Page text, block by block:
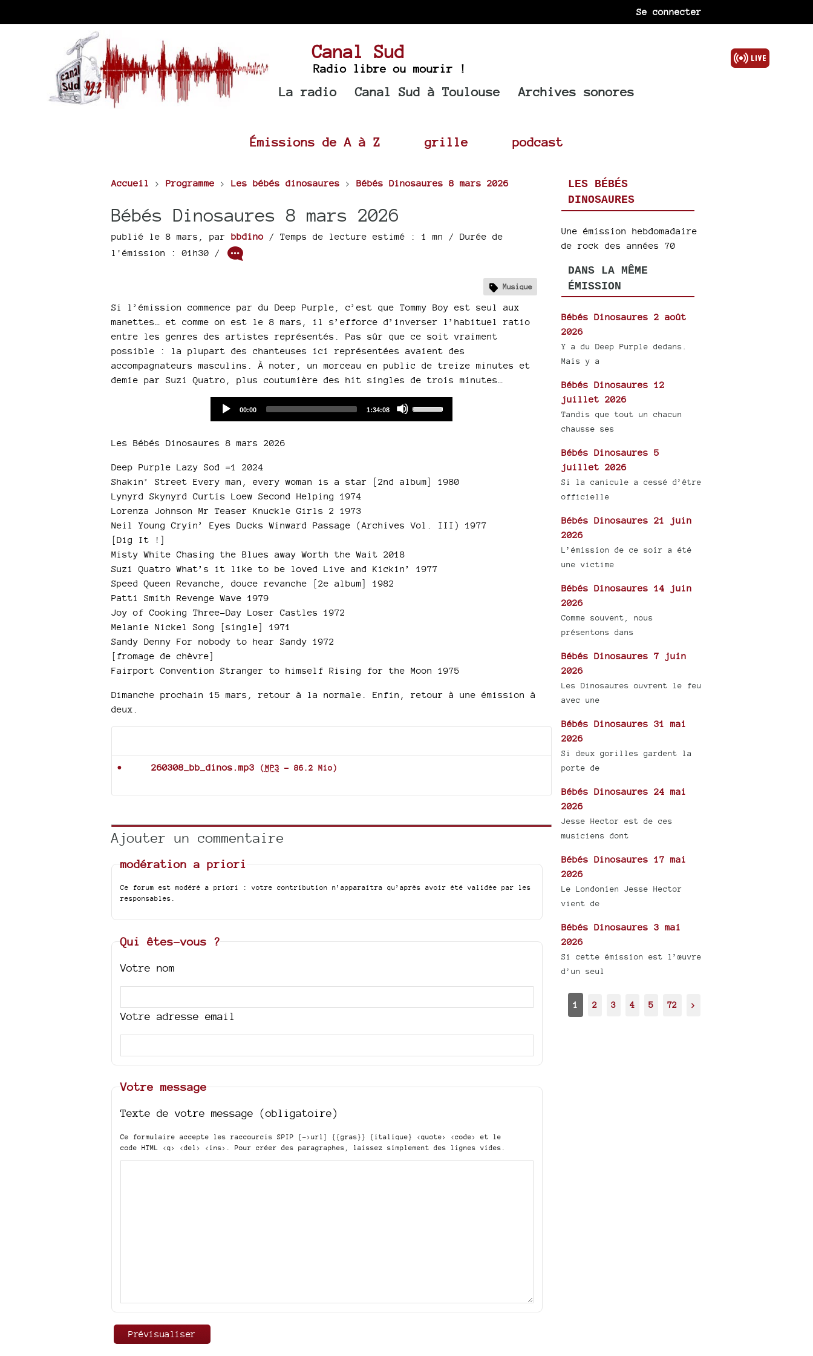
Se connecter
Canal Sud
Radio libre ou mourir !
La radio Canal Sud à Toulouse Archives sonores
Émissions de A à Z grille podcast
Accueil > Programme > Les bébés dinosaures > Bébés Dinosaures 8 mars 2026
Bébés Dinosaures 8 mars 2026
publié le 8 mars par bbdino/ Temps de lecture estimé : 1 mn / Durée de
l'émission : 01h30 /
Musique
Si l’émission commence par du Deep Purple, c’est que Tommy Boy est seul aux
manettes… et comme on est le 8 mars, il s’efforce d’inverser l’habituel ratio
entre les genres des artistes représentés. Pas sûr que ce soit vraiment
possible : la plupart des chanteuses ici représentées avaient des
accompagnateurs masculins. À noter, un morceau en public de treize minutes et
demie par Suzi Quatro, plus coutumière des hit singles de trois minutes…
Current
00:00
Total
1:34:08
increase
Les Bébés Dinosaures 8 mars 2026
Deep Purple Lazy Sod =1 2024
Shakin’ Street Every man, every woman is a star [2nd album] 1980
Lynyrd Skynyrd Curtis Loew Second Helping 1974
Lorenza Johnson Mr Teaser Knuckle Girls 2 1973
Neil Young Cryin’ Eyes Ducks Winward Passage (Archives Vol. III) 1977
[Dig It !]
Misty White Chasing the Blues away Worth the Wait 2018
Suzi Quatro What’s it like to be loved Live and Kickin’ 1977
Speed Queen Revanche, douce revanche [2e album] 1982
Patti Smith Revenge Wave 1979
Joy of Cooking Three-Day Loser Castles 1972
Melanie Nickel Song [single] 1971
Sandy Denny For nobody to hear Sandy 1972
[fromage de chèvre]
Fairport Convention Stranger to himself Rising for the Moon 1975
Dimanche prochain 15 mars, retour à la normale. Enfin, retour à une émission à
deux.
260308_bb_dinos.mp3 (MP3 - 86.2 Mio)
Ajouter un commentaire
modération a priori
Ce forum est modéré a priori : votre contribution n’apparaîtra qu’après avoir été validée par les
responsables.
Qui êtes-vous ?
Votre nom
Votre adresse email
Votre message
Texte de votre message (obligatoire)
Ce formulaire accepte les raccourcis SPIP [->url] {{gras}} {italique} <quote> <code>
et le
code HTML <q> <del> <ins> . Pour créer des paragraphes, laissez simplement des lignes vides.
LES BÉBÉS
DINOSAURES
Une émission hebdomadaire
de rock des années 70
DANS LA MÊME
ÉMISSION
Bébés Dinosaures 2 août
2026
Y a du Deep Purple dedans.
Mais y a
Bébés Dinosaures 12
juillet 2026
Tandis que tout un chacun
chausse ses
Bébés Dinosaures 5
juillet 2026
Si la canicule a cessé d’être
officielle
Bébés Dinosaures 21 juin
2026
L’émission de ce soir a été
une victime
Bébés Dinosaures 14 juin
2026
Comme souvent, nous
présentons dans
Bébés Dinosaures 7 juin
2026
Les Dinosaures ouvrent le feu
avec une
Bébés Dinosaures 31 mai
2026
Si deux gorilles gardent la
porte de
Bébés Dinosaures 24 mai
2026
Jesse Hector est de ces
musiciens dont
Bébés Dinosaures 17 mai
2026
Le Londonien Jesse Hector
vient de
Bébés Dinosaures 3 mai
2026
Si cette émission est l’œuvre
d’un seul
1 2 3 4 5 72 >